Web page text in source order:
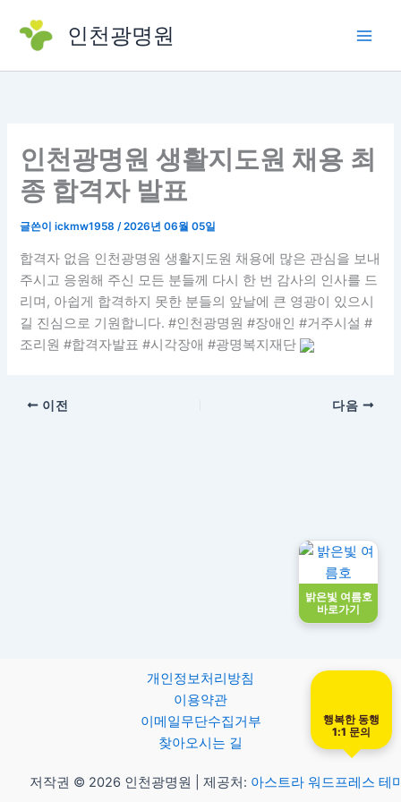
밝은빛 여름호
바로가기
로
인천광명원
인천광명원 생활지도원 채용 최
종 합격자 발표
글쓴이ickmw1958/2026년 06월 05일
합격자 없음 인천광명원 생활지도원 채용에 많은 관심을 보내
주시고 응원해 주신 모든 분들께 다시 한 번 감사의 인사를 드
리며, 아쉽게 합격하지 못한 분들의 앞날에 큰 영광이 있으시
길 진심으로 기원합니다. #인천광명원 #장애인 #거주시설 #
조리원 #합격자발표 #시각장애 #광명복지재단
이전 다음
개인정보처리방침
이용약관
이메일무단수집거부
찾아오시는 길
저작권 © 2026 인천광명원 | 제공처: 아스트라 워드프레스 테
행복한 동행
1:1 문의